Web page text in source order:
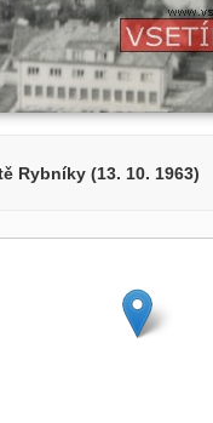
Rybníky (13. 10. 1963)